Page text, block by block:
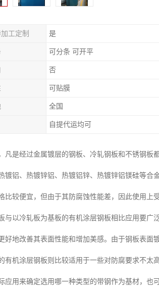
工定制 是
可分条 可开平
否
可贴膜
全国
自提代运均可
凡是经过金属镀层的钢板、冷轧钢板和不锈钢
镀铝、热镀锌铝、热镀铝锌、热镀锌铝镁硅等
比较便宜，但由于其防腐蚀性能差，因此使用
与以冷轧板为基板的有机涂层钢板相比应用要广
好地改善其表面性能和增加美感。由于钢板表面
有机涂层钢板则比较适用于一些对防腐要求不
应用来确定选用哪一种类型的带钢作为基材，